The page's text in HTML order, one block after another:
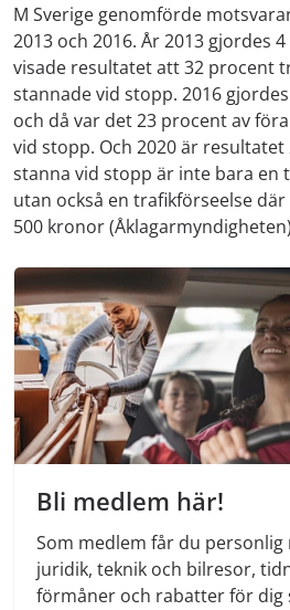
M Sverige genomförde
2013 och 2016. År 2013 gjordes
visade resultatet att 32 procent
stannade vid stopp. 2016
och då var det 23 procent av
vid stopp. Och 2020 är
stanna vid stopp är inte bara en
utan också en trafikförseelse
500 kronor
Bli medlem här!
Som medlem får du
juridik, teknik och bilresor,
förmåner och rabatter för dig